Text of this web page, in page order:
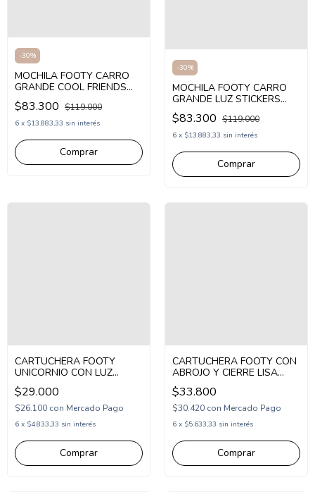
-30%
MOCHILA FOOTY CARRO
GRANDE COOL FRIENDS
CASTILLO (FX2161)
$83.300 $119.000
6 x $13.883,33 sin interés
-30%
MOCHILA FOOTY CARRO
GRANDE LUZ STICKERS
LENTEJUELA ROSA
(FX2121)
$83.300 $119.000
6 x $13.883,33 sin interés
CARTUCHERA FOOTY
UNICORNIO CON LUZ
(FX21002)
$29.000
$26.100 con Mercado Pago
6 x $4.833,33 sin interés
CARTUCHERA FOOTY CON
ABROJO Y CIERRE LISA
(FLIB26014)
$33.800
$30.420 con Mercado Pago
6 x $5.633,33 sin interés